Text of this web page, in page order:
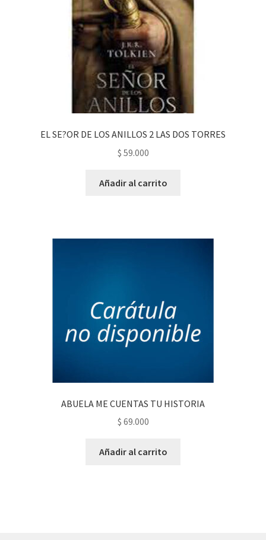
EL SE?OR DE LOS ANILLOS 2 LAS DOS TORRES
$ 59.000
Añadir al carrito
ABUELA ME CUENTAS TU HISTORIA
$ 69.000
Añadir al carrito